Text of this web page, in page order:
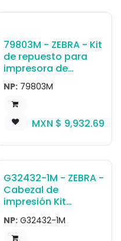
79803M - ZEBRA - Kit
de repuesto para
impresora de
Etiqueta Kit Cabezal
de Impresión 203 dpi
ZM600
NP: 79803M
MXN $ 9,932.69
G32432-1M - ZEBRA -
Cabezal de
impresión Kit
Cabezal de
Impresión 203 dpi
105SL
NP: G32432-1M